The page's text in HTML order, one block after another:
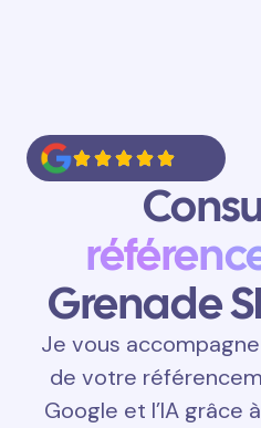
Grenade
Je vous
de votre
Google et l’IA grâce